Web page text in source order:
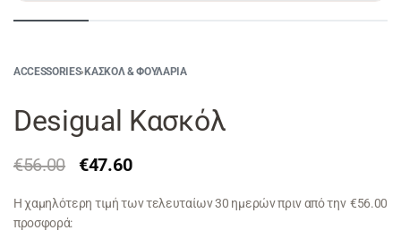
ACCESSORIES› ΚΑΣΚΌΛ & ΦΟΥΛΆΡΙΑ
Desigual Κασκόλ
€56.00 €47.60
Η χαμηλότερη τιμή των τελευταίων 30 ημερών πριν από την
προσφορά:
€56.00